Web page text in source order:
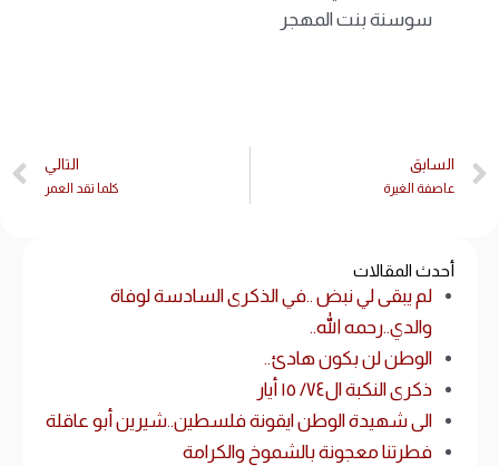
أحدث المقالات
لم يبقى لي نبض ..في الذكرى السادسة لوفاة
والدي..رحمه الله..
الوطن لن بكون هادئ..
ذكرى النكبة ال٧٤/ ١٥ أيار
الى شهيدة الوطن ايقونة فلسطين..شيرين أبو عاقلة
فطرتنا معجونة بالشموخ والكرامة
سوسنة بنت المهجر
السابق
عاصفة الغيرة
التالي
كلما تقد العمر